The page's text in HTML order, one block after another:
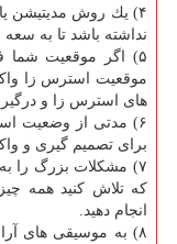
۴) یك روش مدیتیشن یا
نداشته باشد تا به
۵) اگر موقعیت شما
موقعیت استرس زا
های استرس زا و
۶) مدتی از وضعیت
برای تصمیم گیری و
۷) مشكلات بزرگ را
كه تلاش كنید همه
انجام دهید.
۸) به موسیقی های